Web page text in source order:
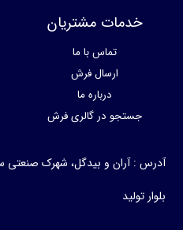
خدمات مشتریان
تماس با ما
ارسال فرش
جستجو در گالری فرش
: آران و بیدگل، شهرک صنعتی سلیمان